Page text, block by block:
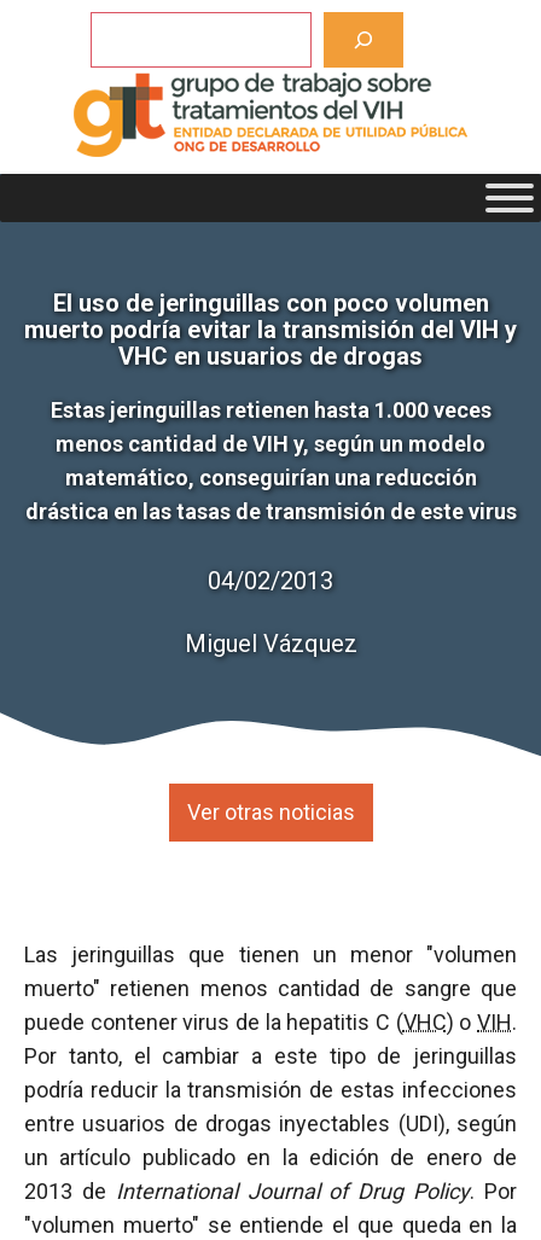
El uso de jeringuillas con poco volumen
muerto podría evitar la transmisión del VIH y
VHC en usuarios de drogas
Estas jeringuillas retienen hasta 1.000 veces
menos cantidad de VIH y, según un modelo
matemático, conseguirían una reducción
drástica en las tasas de transmisión de este virus
04/02/2013
Miguel Vázquez
Ver otras noticias
Las jeringuillas que tienen un menor "volumen
muerto" retienen menos cantidad de sangre que
puede contener virus de la hepatitis C (VHC) oVIH.
Por tanto, el cambiar a este tipo de jeringuillas
podría reducir la transmisión de estas infecciones
entre usuarios de drogas inyectables (UDI), según
un artículo publicado en la edición de enero de
2013 de International Journal of Drug Policy. Por
"volumen muerto" se entiende el que queda en la